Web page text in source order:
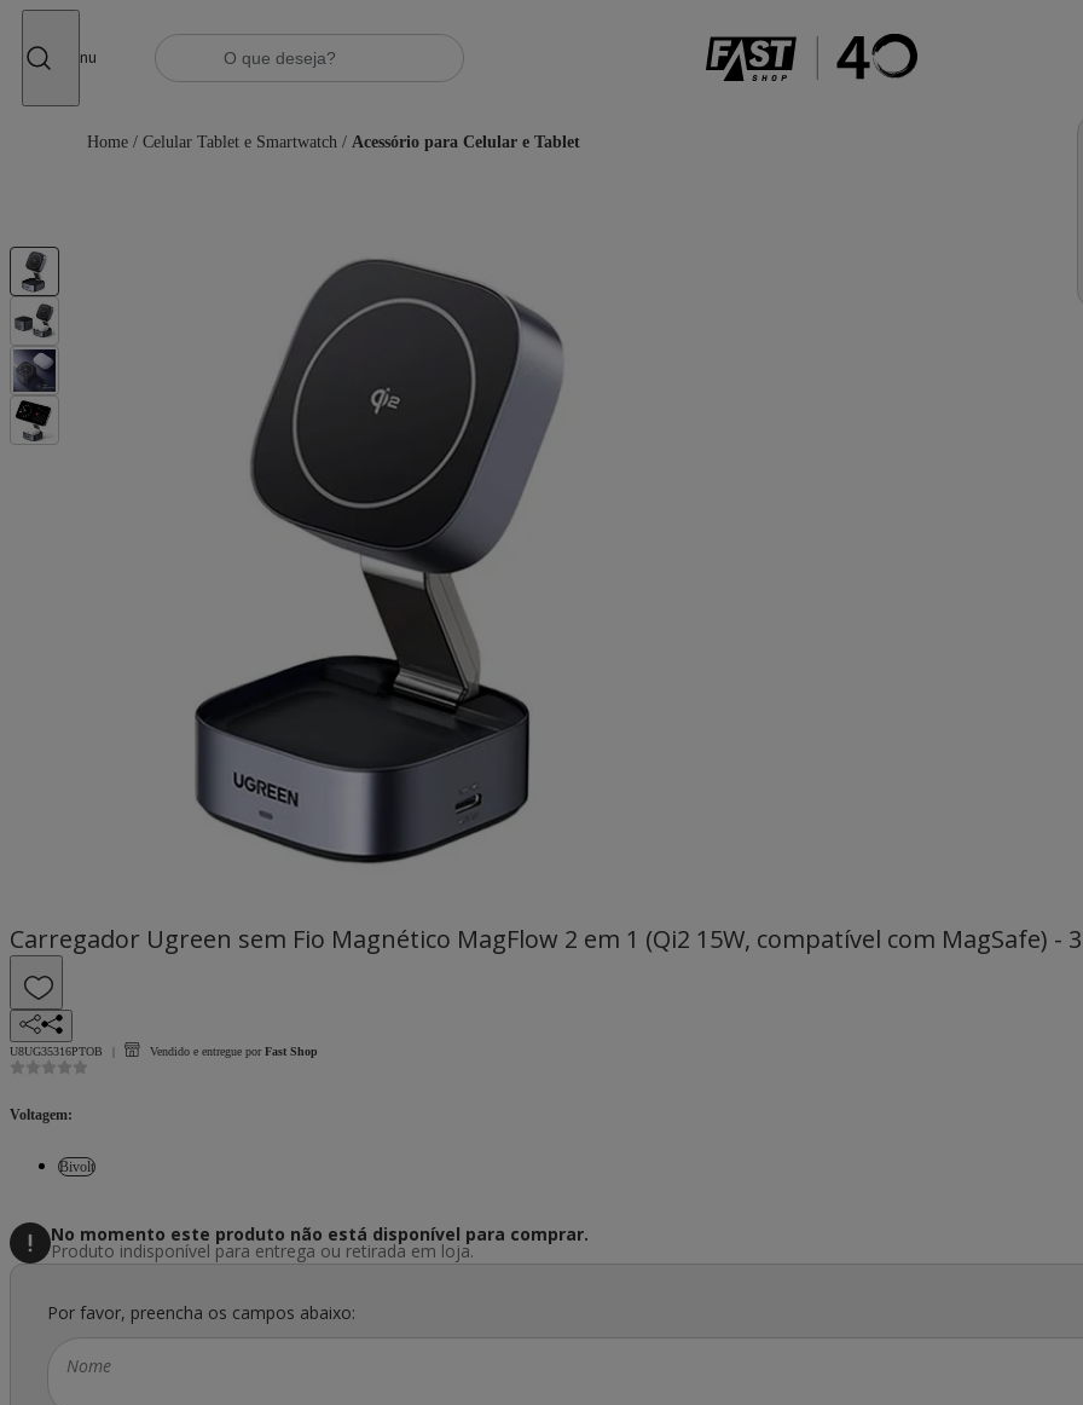
Menu
Home / Celular Tablet e Smartwatch / Acessório para Celular e Tablet
Carregador Ugreen sem Fio Magnético MagFlow 2 em 1 (Qi2 15W, compatível com MagSafe) -
U8UG35316PTOB Vendido e entregue por Fast Shop
Voltagem:
Bivolt
No momento este produto não está disponível para comprar.
Produto indisponível para entrega ou retirada em loja.
Por favor, preencha os campos abaixo:
Nome